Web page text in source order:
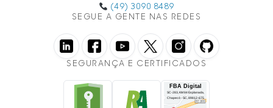
(49) 3090 8489
SEGUE A GENTE NAS REDES
SEGURANÇA E CERTIFICADOS